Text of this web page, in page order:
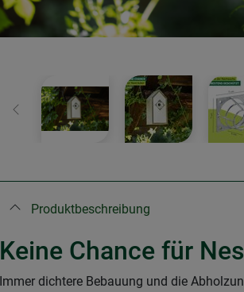
Zurück
Produktbeschreibung
Keine Chance für
Immer dichtere Bebauung und die